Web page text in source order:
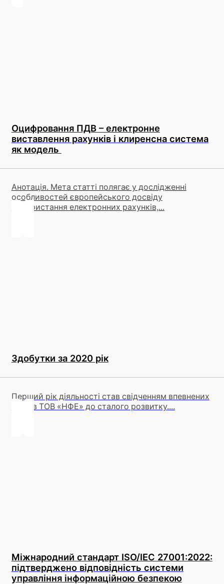
Оцифровання ПДВ – електронне
виставлення рахунків і клиренсна система
як модель
Анотація. Мета статті полягає у дослідженні
особливостей європейського досвіду
використання електронних рахунків,...
Здобутки за 2020 рік
Перший рік діяльності став свідченням впевнених
кроків ТОВ «НФЕ» до сталого розвитку....
Міжнародний стандарт ISO/IEC 27001:2022:
підтверджено відповідність системи
управління інформаційною безпекою